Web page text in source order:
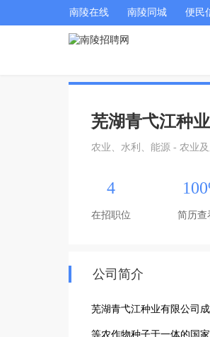
南陵在线 南陵同城 便民
芜湖青弋江种
农业、水利、能源 - 农业
4
在招职位 简历查
公司简介
芜湖青弋江种业有限公司
等农作物种子于一体的国